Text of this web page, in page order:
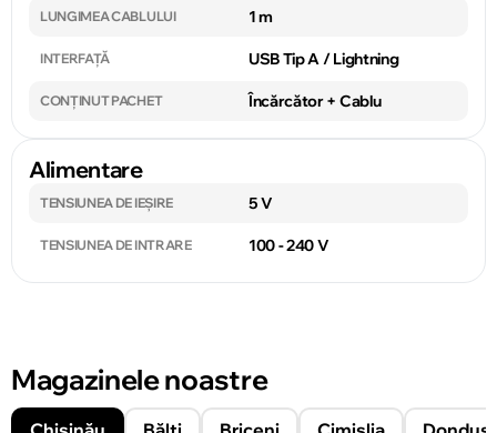
LUNGIMEA CABLULUI 1 m
INTERFAȚĂ USB Tip A / Lightning
CONȚINUT PACHET Încărcător + Cablu
Alimentare
TENSIUNEA DE IEȘIRE 5 V
TENSIUNEA DE INTRARE 100 - 240 V
Magazinele noastre